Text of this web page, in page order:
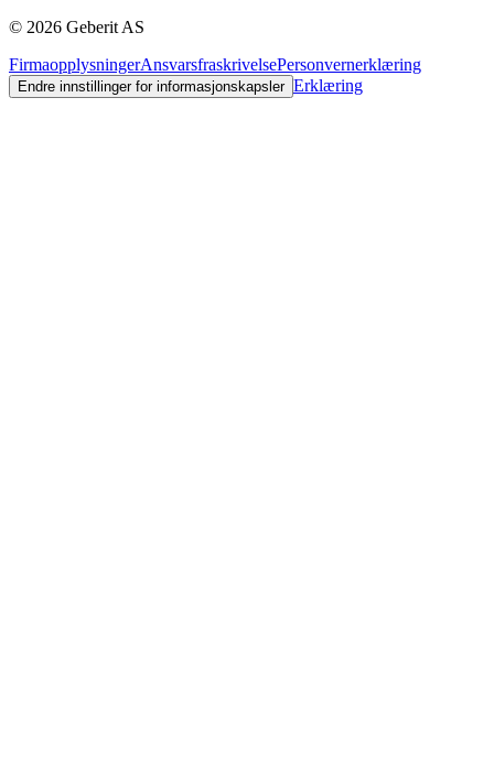
© 2026 Geberit AS
FirmaopplysningerAnsvarsfraskrivelsePersonvernerklæring
Endre innstillinger for informasjonskapsler Erklæring